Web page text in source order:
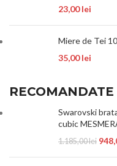
23,00lei
Miere de Tei
35,00lei
RECOMANDATE
Swarovski
cubic
1.185,00lei